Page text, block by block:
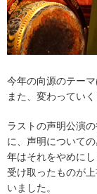
今年の向源のテー
また、変わっていく
ラストの声明公演
に、声明について
年はそれをやめに
受け取ったものが
いました。